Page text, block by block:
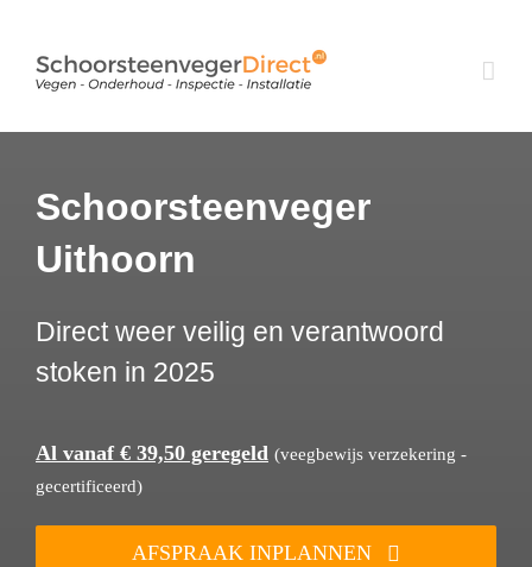
inhoud
Schoorsteenveger
Uithoorn
Direct weer veilig en verantwoord
stoken in 2025
Al vanaf € 39,50 geregeld (veegbewijs verzekering -
gecertificeerd)
AFSPRAAK INPLANNEN